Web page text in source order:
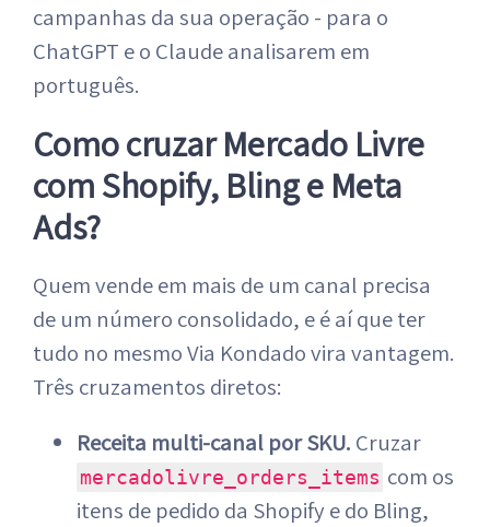
campanhas da sua operação - para o
ChatGPT e o Claude analisarem em
português.
Como cruzar Mercado Livre
com Shopify, Bling e Meta
Ads?
Quem vende em mais de um canal precisa
de um número consolidado, e é aí que ter
tudo no mesmo Via Kondado vira vantagem.
Três cruzamentos diretos:
Receita multi-canal por SKU. Cruzar
mercadolivre_orders_items com os
itens de pedido da Shopify e do Bling,